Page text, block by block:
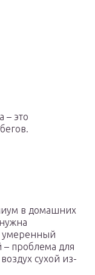
– это
в домашних
умеренный
– проблема для
сухой из-